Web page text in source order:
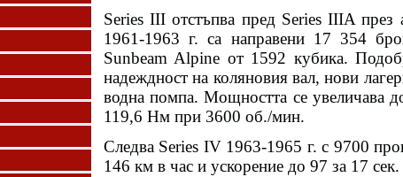
Series III отстъпва пред Series IIIA
1961-1963 г. са направени 17 354
Sunbeam Alpine от 1592 кубика.
надеждност на коляновия вал, нови
водна помпа. Мощността се увеличава
119,6 Нм при 3600 об./мин.
Следва Series IV 1963-1965 г. с 9700
146 км в час и ускорение до 97 за 17 сек.